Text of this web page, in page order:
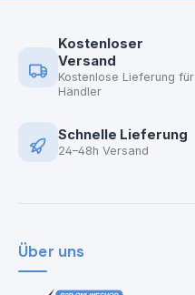
Kostenloser
Versand
Kostenlose Lieferung für
Händler
Schnelle Lieferung
24–48h Versand
Über uns